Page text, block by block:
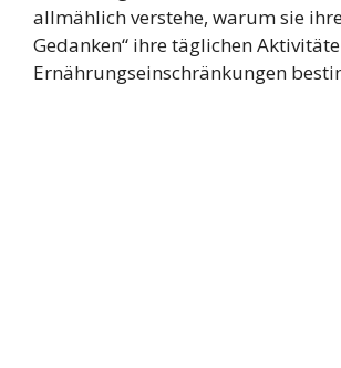
allmählich verstehe, warum sie
Gedanken“ ihre täglichen
Ernährungseinschränkungen